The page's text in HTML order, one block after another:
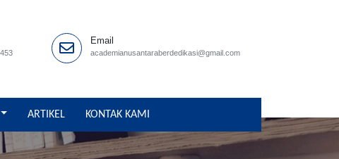
Email
academianusantaraberdedikasi@gmail.com
ARTIKEL KONTAK KAMI